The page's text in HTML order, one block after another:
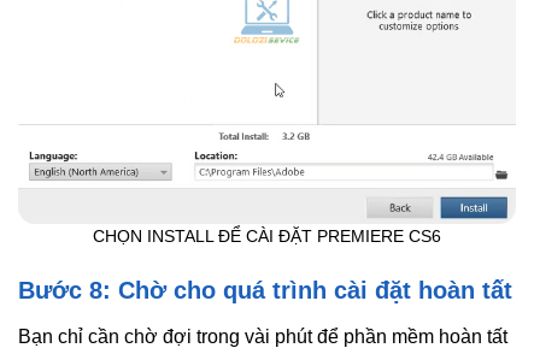
CHỌN INSTALL ĐỂ CÀI ĐẶT PREMIERE CS6
Bước 8: Chờ cho quá trình cài đặt hoàn tất
Bạn chỉ cần chờ đợi trong vài phút để phần mềm hoàn tất